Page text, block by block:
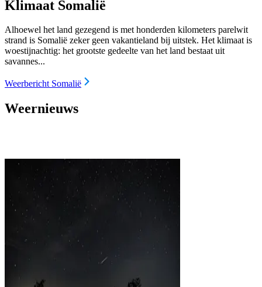
Klimaat Somalië
Alhoewel het land gezegend is met honderden kilometers parelwit
strand is Somalië zeker geen vakantieland bij uitstek. Het klimaat is
woestijnachtig: het grootste gedeelte van het land bestaat uit
savannes...
Weerbericht Somalië
Weernieuws